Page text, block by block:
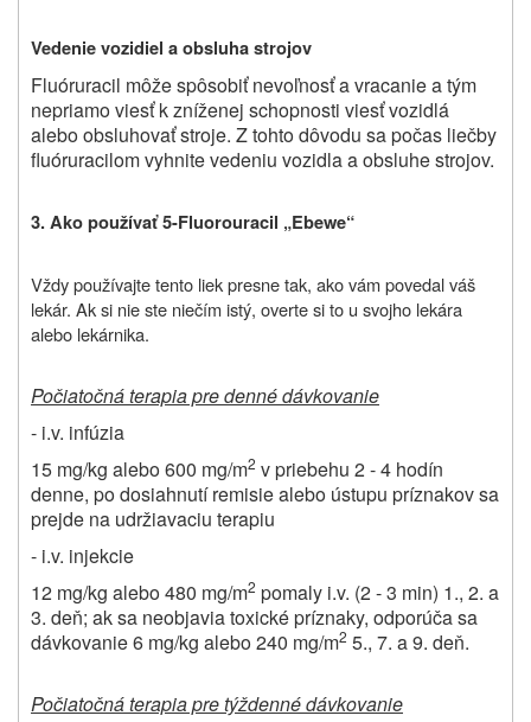
Vedenie vozidiel a obsluha strojov
Fluóruracil môže spôsobiť nevoľnosť a vracanie a tým
nepriamo viesť k zníženej schopnosti viesť vozidlá
alebo obsluhovať stroje. Z tohto dôvodu sa počas liečby
fluóruracilom vyhnite vedeniu vozidla a obsluhe strojov.
3. Ako používať 5-Fluorouracil „Ebewe“
Vždypoužívajte tento liek presne tak, ako vám povedal váš
lekár. Ak si nie ste niečím istý, overte si to u svojho lekára
alebo lekárnika.
Počiatočná terapia pre denné dávkovanie
- i.v. infúzia
15 mg/kg alebo 600 mg/m2 v priebehu 2 - 4 hodín
denne, po dosiahnutí remisie alebo ústupu príznakov sa
prejde na udržiavaciu terapiu
- i.v. injekcie
12 mg/kg alebo 480 mg/m2 pomaly i.v. (2 - 3 min) 1., 2. a
3. deň; ak sa neobjavia toxické príznaky, odporúča sa
dávkovanie 6 mg/kg alebo 240 mg/m2 5., 7. a 9. deň.
Počiatočná terapia pre týždenné dávkovanie